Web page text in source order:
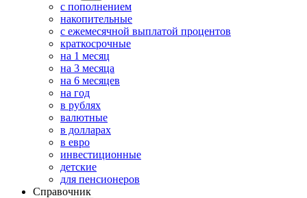
с пополнением
накопительные
с ежемесячной выплатой процентов
краткосрочные
на 1 месяц
на 3 месяца
на 6 месяцев
на год
в рублях
валютные
в долларах
в евро
инвестиционные
детские
для пенсионеров
Справочник